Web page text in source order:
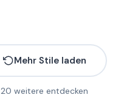
Mehr Stile laden
20 weitere entdecken